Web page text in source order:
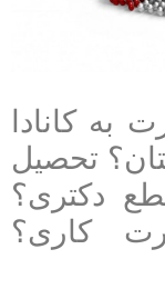
کانادا
تحصیل
دکتری؟
کاری؟